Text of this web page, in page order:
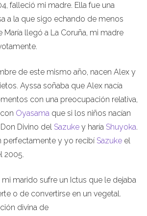
falleció mi madre. Ella fue una
a la que sigo echando de menos
María llegó a La Coruña, mi madre
de este mismo año, nacen Alex y
Ayssa soñaba que Alex nacía
con una preocupación relativa,
Oyasama que si los niños nacían
Divino del Sazuke y haría Shuyoka.
perfectamente y yo recibí Sazuke el
2005.
marido sufre un Ictus que le dejaba
o de convertirse en un vegetal.
divina de